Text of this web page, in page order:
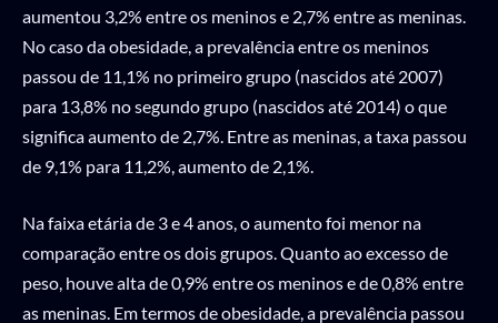
aumentou 3,2% entre os meninos e 2,7% entre as meninas.
No caso da obesidade, a prevalência entre os meninos
passou de 11,1% no primeiro grupo (nascidos até 2007)
para 13,8% no segundo grupo (nascidos até 2014) o que
significa aumento de 2,7%. Entre as meninas, a taxa passou
de 9,1% para 11,2%, aumento de 2,1%.
Na faixa etária de 3 e 4 anos, o aumento foi menor na
comparação entre os dois grupos. Quanto ao excesso de
peso, houve alta de 0,9% entre os meninos e de 0,8% entre
as meninas. Em termos de obesidade, a prevalência passou